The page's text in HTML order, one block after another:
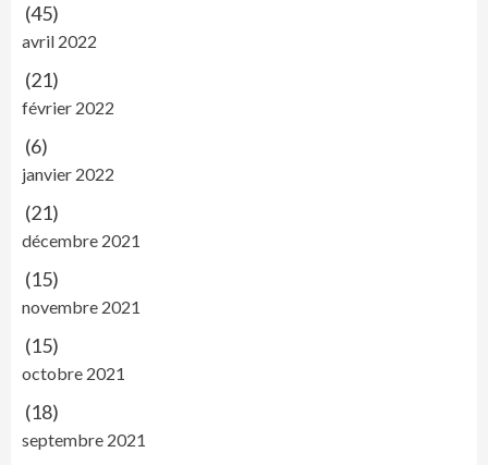
(45)
avril 2022
(21)
février 2022
(6)
janvier 2022
(21)
décembre 2021
(15)
novembre 2021
(15)
octobre 2021
(18)
septembre 2021